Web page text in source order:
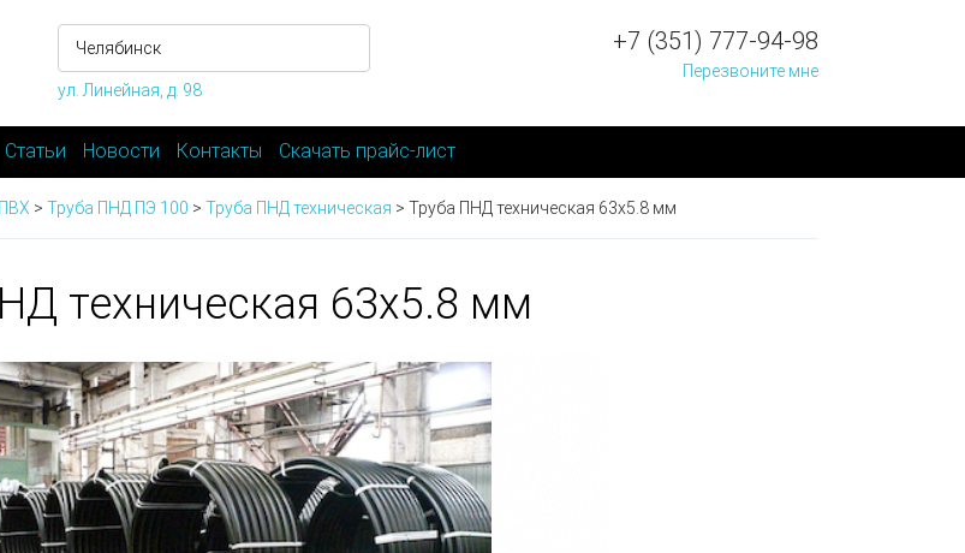
ул. Линейная, д. 98
+7 (351) 777-94-98
Перезвоните мне
Статьи Новости Контакты Скачать прайс-лист
> Труба ПНД ПЭ 100 > Труба ПНД техническая > Труба ПНД техническая 63х5.8 мм
техническая 63х5.8 мм